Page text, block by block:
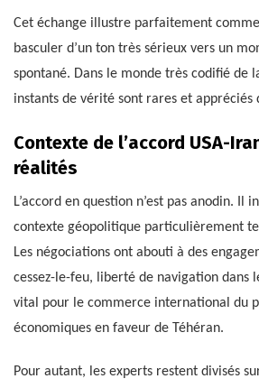
Cet échange illustre parfaitement
basculer d’un ton très sérieux vers un
spontané. Dans le monde très codifié de
instants de vérité sont rares et appréciés
Contexte de l’accord USA-
réalités
L’accord en question n’est pas anodin. Il
contexte géopolitique particulièrement
Les négociations ont abouti à des
cessez-le-feu, liberté de navigation dans
vital pour le commerce international du
économiques en faveur de Téhéran.
Pour autant, les experts restent divisés